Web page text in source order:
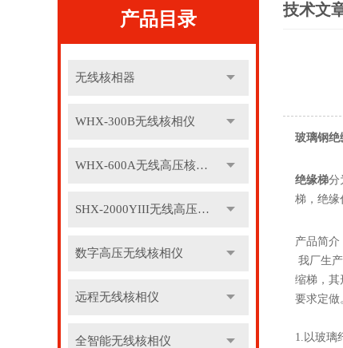
产品目录
无线核相器
WHX-300B无线核相仪
WHX-600A无线高压核相仪
SHX-2000YIII无线高压核相仪
数字高压无线核相仪
远程无线核相仪
全智能无线核相仪
技术文
玻璃钢
绝缘梯分
梯，绝缘
产品简介
我厂生
缩梯，其
要求定
1.以玻璃